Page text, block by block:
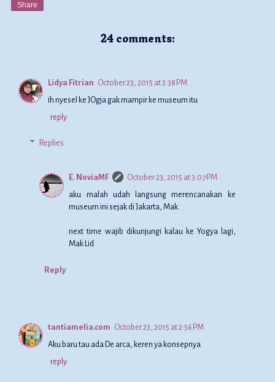
Share
24 comments:
Lidya Fitrian October 23, 2015 at 2:38 PM
ih nyesel ke JOgja gak mampir ke museum itu
reply
Replies
E. NoviaMF
October 23, 2015 at 3:07 PM
aku malah udah langsung merencanakan ke
museum ini sejak di Jakarta, Mak.
next time wajib dikunjungi kalau ke Yogya lagi,
Mak Lid
Reply
tantiamelia.com October 23, 2015 at 2:56 PM
Aku baru tau ada De arca, keren ya konsepnya
reply